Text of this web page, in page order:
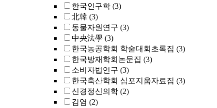
한국인구학 (3)
北韓 (3)
동물자원연구 (3)
中央法學 (3)
한국농공학회 학술대회초록집 (3)
한국방재학회논문집 (3)
소비자법연구 (3)
한국축산학회 심포지움자료집 (3)
신경정신의학 (2)
감염 (2)